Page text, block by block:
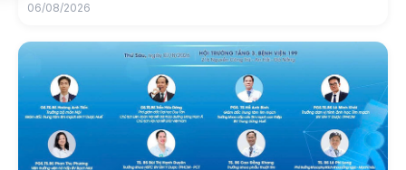
06/08/2026